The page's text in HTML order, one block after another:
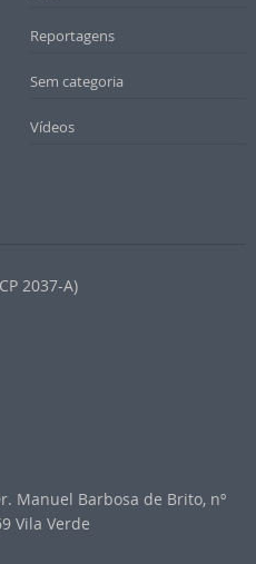
Reportagens
Sem categoria
Vídeos
2037-A)
Manuel Barbosa de Brito, nº
Vila Verde